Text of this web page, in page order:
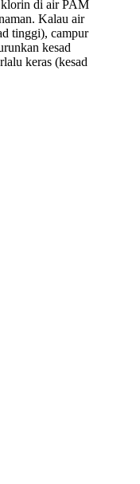
klorin di air PAM
Kalau air
tinggi), campur
kesad
keras (kesad